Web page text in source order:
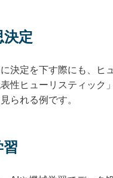
決定
決定を下す際にも、
性ヒューリスティック
られる例です。